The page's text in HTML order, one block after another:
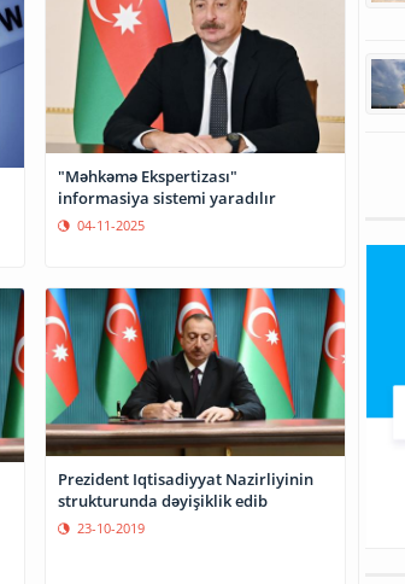
"Məhkəmə Ekspertizası"
informasiya sistemi yaradılır
04-11-2025
Prezident Iqtisadiyyat Nazirliyinin
strukturunda dəyişiklik edib
23-10-2019